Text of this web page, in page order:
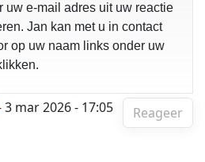
uw e-mail adres uit uw reactie
Jan kan met u in contact
op uw naam links onder uw
Reageer
3 mar 2026 - 17:05